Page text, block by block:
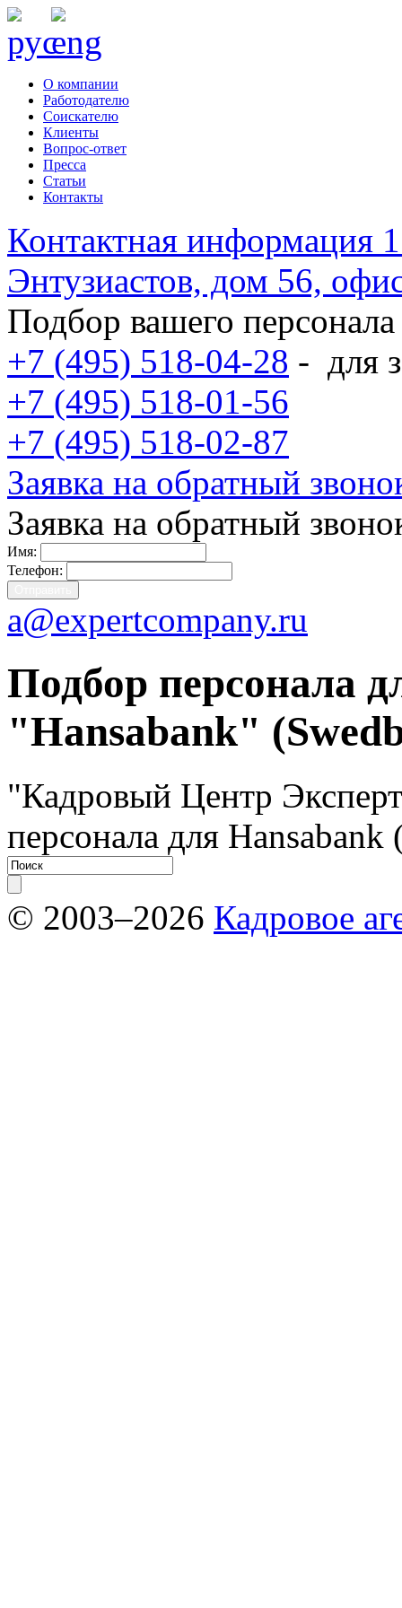
О компании
Работодателю
Соискателю
Клиенты
Вопрос-ответ
Пресса
Статьи
Контакты
Контактная информация
Энтузиастов, дом 56,
Подбор вашего персонала
+7 (495) 518-04-28 - для
+7 (495) 518-01-56
+7 (495) 518-02-87
Заявка на обратный
Заявка на обратный
Имя:
Телефон:
a@expertcompany.ru
Подбор персонала
"Hansabank"
"Кадровый Центр
персонала для Hansabank
© 2003–2026 Кадровое